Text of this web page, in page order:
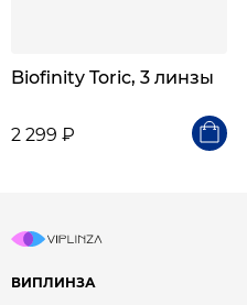
Biofinity Toric, 3 линзы
2 299 ₽
ВИПЛИНЗА